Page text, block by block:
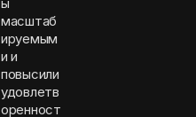
масштаб
ируемым
и и
повысили
удовлетв
оренност